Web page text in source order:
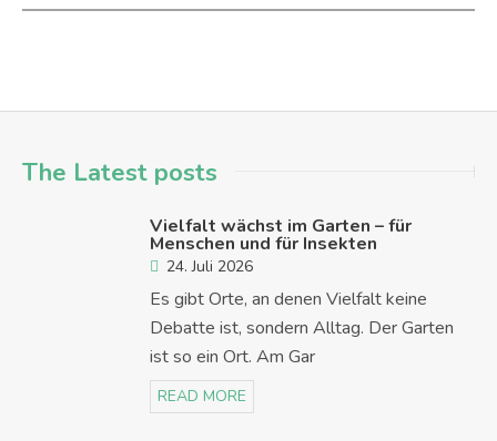
The Latest posts
Vielfalt wächst im Garten – für
Menschen und für Insekten
24. Juli 2026
Es gibt Orte, an denen Vielfalt keine
Debatte ist, sondern Alltag. Der Garten
ist so ein Ort. Am Gar
READ MORE